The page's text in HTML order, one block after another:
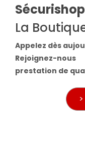
Sécurishop
La
Appelez dès
Rejoignez-
prestation de